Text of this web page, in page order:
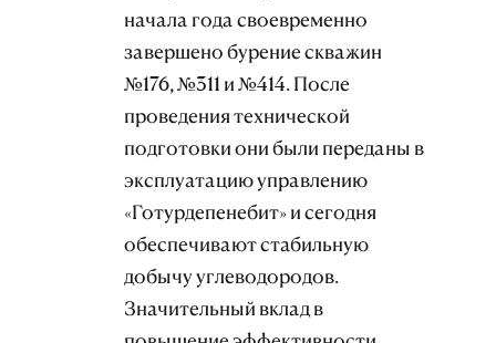
начала года своевременно
завершено бурение скважин
№176, №311 и №414. После
проведения технической
подготовки они были переданы в
эксплуатацию управлению
«Готурдепенебит» и сегодня
обеспечивают стабильную
добычу углеводородов.
Значительный вклад в